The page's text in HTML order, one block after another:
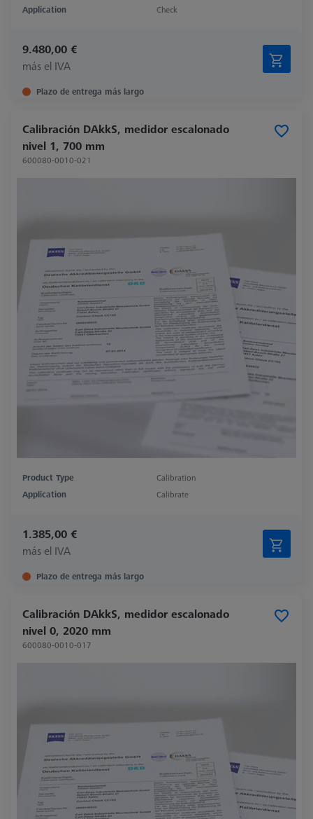
Application
Check
9.480,00 €
más el IVA
Plazo de entrega más largo
Calibración DAkkS, medidor escalonado
nivel 1, 700 mm
600080-0010-021
Product Type
Calibration
Application
Calibrate
1.385,00 €
más el IVA
Plazo de entrega más largo
Calibración DAkkS, medidor escalonado
nivel 0, 2020 mm
600080-0010-017